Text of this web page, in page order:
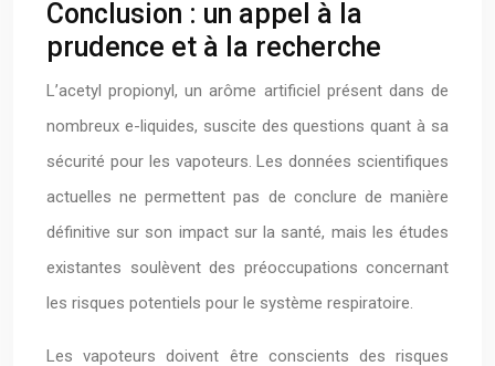
Conclusion : un appel à la
prudence et à la recherche
L’acetyl propionyl, un arôme artificiel présent dans de
nombreux e-liquides, suscite des questions quant à sa
sécurité pour les vapoteurs. Les données scientifiques
actuelles ne permettent pas de conclure de manière
définitive sur son impact sur la santé, mais les études
existantes soulèvent des préoccupations concernant
les risques potentiels pour le système respiratoire.
Les vapoteurs doivent être conscients des risques